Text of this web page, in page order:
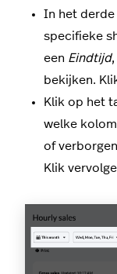
In het derde
specifieke
een Eindtijd,
bekijken.
Klik op het
welke
of
Klik